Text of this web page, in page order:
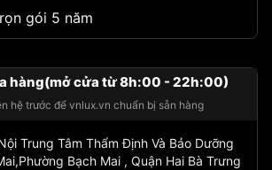
gói 5 năm
hàng(mở cửa từ 8h:00 - 22h:00)
hệ trước để vnlux.vn chuẩn bị sẵn hàng
Trung Tâm Thẩm Định Và Bảo Dưỡng
Bạch Mai , Quận Hai Bà Trưng